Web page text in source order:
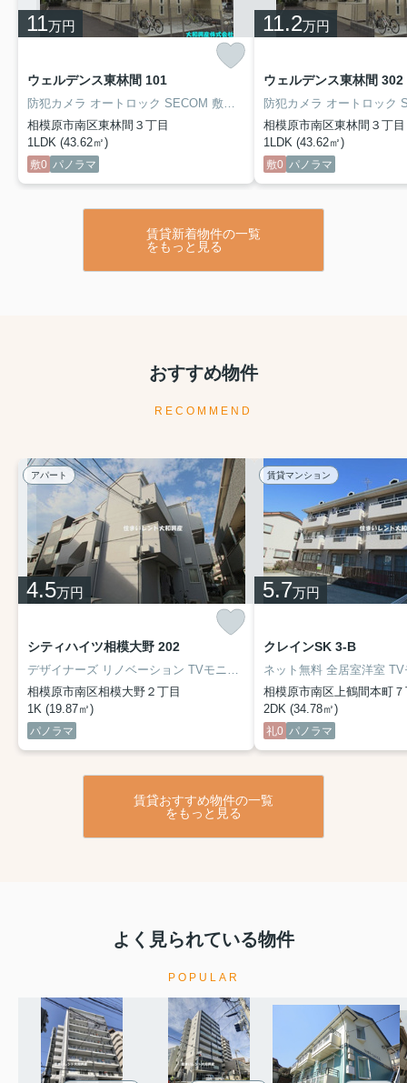
休暇期間中にいただいたお問合せについては、営業開始日
以降に順次ご連絡させていただきますので、何卒ご了承く
なお、営業の開始は、2026年5月7日（木）10時00分 から
となります。
今後とも、何卒よろしくお願いいたします。
2026.04.19
弊社営業時間について
ご迷惑をお掛けいたしますが宜しくお願い申し上げます。
11万円
ウェルデンス東林間 101
防犯カメラ オートロック SECOM 敷地内駐車場 １台無料 カウンターキッチン 追焚 独立洗面
相模原市南区東林間３丁目
1LDK (43.62㎡)
敷0 パノラマ
11.2万円
ウェルデンス東林間 302
相模原市南区東林間３丁目
1LDK (43.62㎡)
敷0 パノラマ
賃貸新着物件の一覧
をもっと見る
おすすめ物件
RECOMMEND
アパート
4.5万円
シティハイツ相模大野 202
デザイナーズ リノベーション TVモニタホン 温水洗浄便座 収納豊富 照明 駅まで平坦 閑静な住宅街
相模原市南区相模大野２丁目
1K (19.87㎡)
パノラマ
賃貸マンション
5.7万円
クレインSK 3-B
相模原市南区上鶴間本町
2DK (34.78㎡)
礼0 パノラマ
賃貸おすすめ物件の一覧
をもっと見る
よく見られている物件
POPULAR